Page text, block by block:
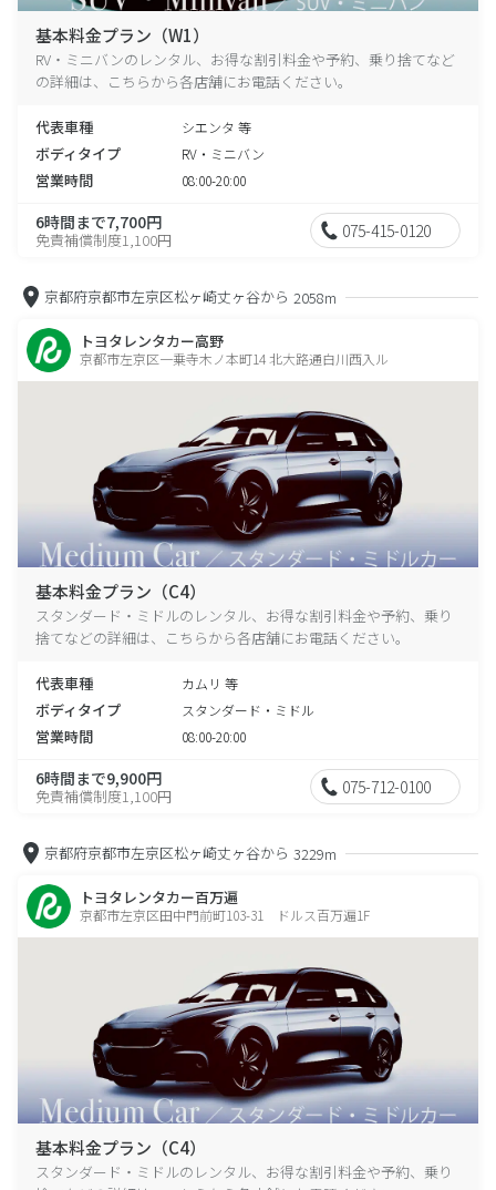
基本料金プラン（W1）
RV・ミニバンのレンタル、お得な割引料金や予約、乗り捨てなど
の詳細は、こちらから各店舗にお電話ください。
代表車種 シエンタ 等
ボディタイプ RV・ミニバン
営業時間 08:00-20:00
6時間まで7,700円
免責補償制度1,100円 075-415-0120
京都府京都市左京区松ヶ崎丈ヶ谷から 2058m
トヨタレンタカー高野
京都市左京区一乗寺木ノ本町14 北大路通白川西入ル
基本料金プラン（C4）
スタンダード・ミドルのレンタル、お得な割引料金や予約、乗り
捨てなどの詳細は、こちらから各店舗にお電話ください。
代表車種 カムリ 等
ボディタイプ スタンダード・ミドル
営業時間 08:00-20:00
6時間まで9,900円
免責補償制度1,100円 075-712-0100
京都府京都市左京区松ヶ崎丈ヶ谷から 3229m
トヨタレンタカー百万遍
京都市左京区田中門前町103-31 ドルス百万遍1F
基本料金プラン（C4）
スタンダード・ミドルのレンタル、お得な割引料金や予約、乗り